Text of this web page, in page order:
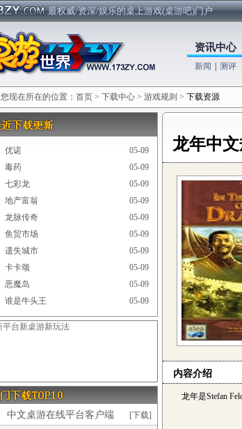
最权威/资深/娱乐的桌上游戏(桌游吧)门户
资讯中心
新闻 测评
您现在所在的位置： 首页 > 下载中心 > 游戏规则 > 下载资源
05-09
优诺
05-09
毒药
05-09
七彩龙
05-09
地产富翁
05-09
龙脉传奇
05-09
鱼贸市场
05-09
遗失城市
05-09
卡卡颂
05-09
恶魔岛
05-09
谁是牛头王
[下载]
中文桌游在线平台客户端
龙年中文
内容介绍
龙年是Stefan